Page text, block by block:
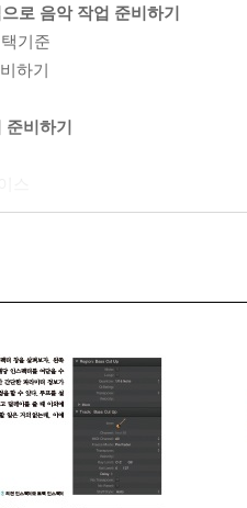
로 음악 작업 준비하기
기준
하기
비하기
스와 기본 사용법
실행
트 생성 및 저장